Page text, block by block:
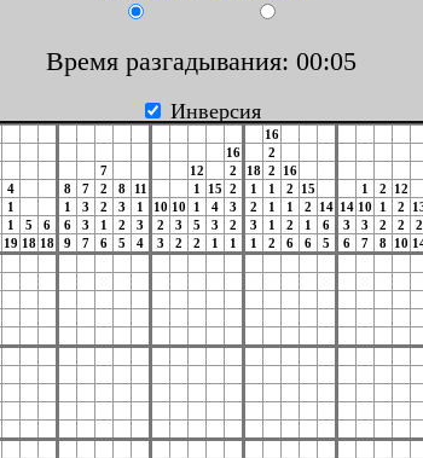
Время разгадывания: 00:06
Инверсия
16
16
2
7
12 2 18 2
16
4
8 7 2 8 11 1 15 2 1 1 2 15 1 2
12
1
1 3 2 3 1 10 10 1 4 3 2 1 1 2 14 14 10 1 2
1 5 6 6 3 1 2 3 2 3 5 3 2 3 1 2 1 6 3 3 2 2 2
19 18 18 9 7 6 5 4 3 2 2 1 1 1 2 6 6 5 6 7 8 10